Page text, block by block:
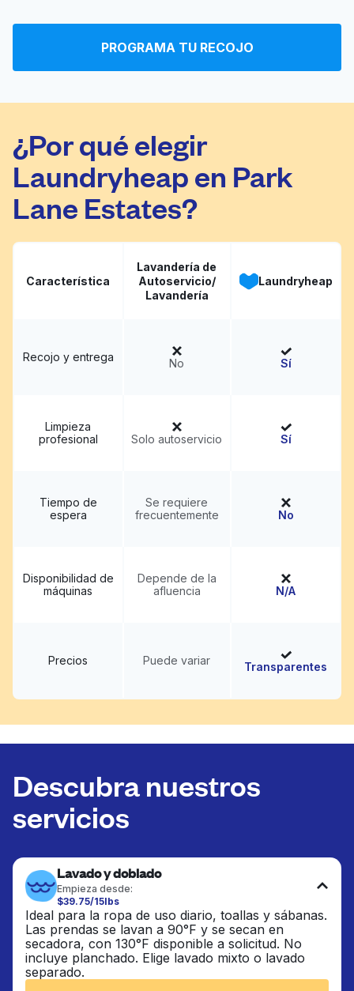
Speedy Wash Ir al sitio web
PROGRAMA TU RECOJO
¿Por qué elegir
Laundryheap en Park
Lane Estates?
Característica
Lavandería de
Autoservicio/
Lavandería
Laundryheap
Recojo y entrega No Sí
Limpieza
profesional
Solo autoservicio Sí
Tiempo de
espera
Se requiere
frecuentemente
No
Disponibilidad de
máquinas
Depende de la
afluencia
N/A
Precios Puede variar Transparentes
Descubra nuestros
servicios
Lavado y doblado
Empieza desde:
$39.75/15lbs
Ideal para la ropa de uso diario, toallas y sábanas.
Las prendas se lavan a 90°F y se secan en
secadora, con 130°F disponible a solicitud. No
incluye planchado. Elige lavado mixto o lavado
separado.